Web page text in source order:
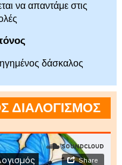
να απαντάμε στις
δάσκαλος
ΔΙΑΛΟΓΙΣΜΟΣ